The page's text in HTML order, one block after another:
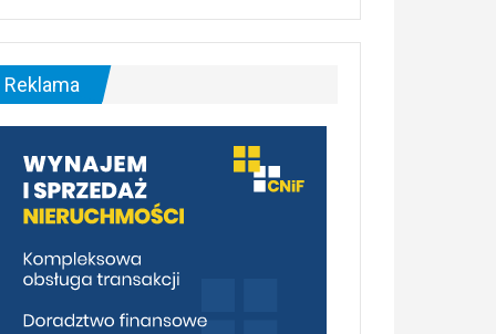
–
malownicza
[fotorelacja]
Reklama